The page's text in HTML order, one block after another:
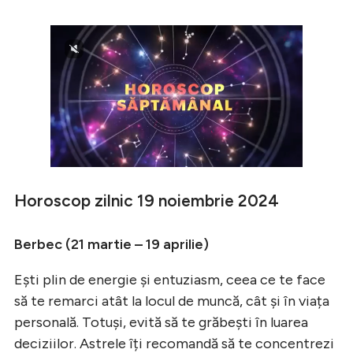
Horoscop zilnic 19 noiembrie 2024
Berbec (21 martie – 19 aprilie)
Ești plin de energie și entuziasm, ceea ce te face
să te remarci atât la locul de muncă, cât și în viața
personală. Totuși, evită să te grăbești în luarea
deciziilor. Astrele îți recomandă să te concentrezi